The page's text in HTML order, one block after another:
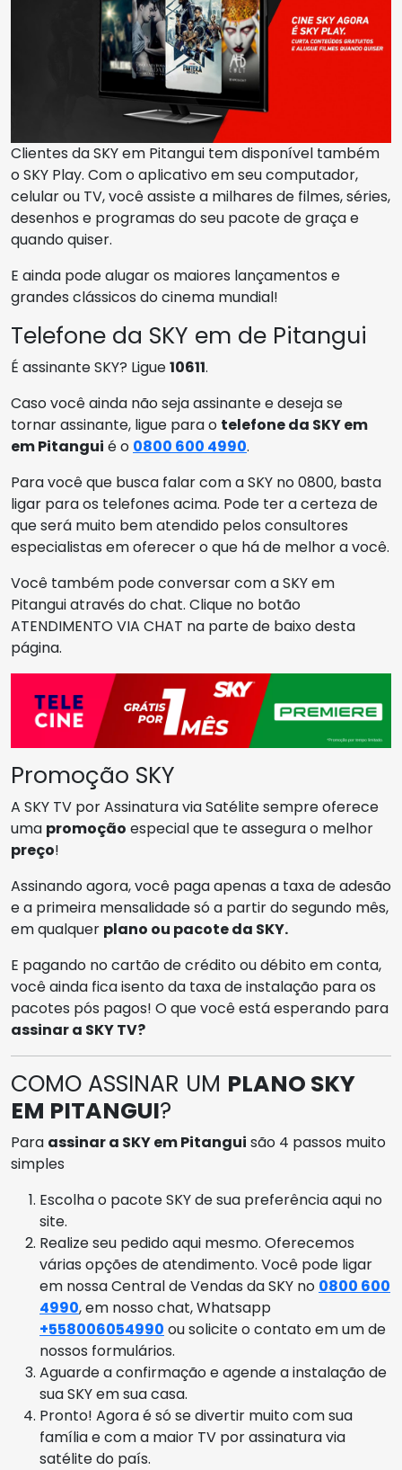
Clientes da SKY em Pitangui tem disponível também
o SKY Play. Com o aplicativo em seu computador,
celular ou TV, você assiste a milhares de filmes, séries,
desenhos e programas do seu pacote de graça e
quando quiser.
E ainda pode alugar os maiores lançamentos e
grandes clássicos do cinema mundial!
Telefone da SKY em de Pitangui
É assinante SKY? Ligue10611.
Caso você ainda não seja assinante e deseja se
tornar assinante, ligue para o telefone da SKY em
em Pitangui é o 0800 600 4990.
Para você que busca falar com a SKY no 0800, basta
ligar para os telefones acima. Pode ter a certeza de
que será muito bem atendido pelos consultores
especialistas em oferecer o que há de melhor a você.
Você também pode conversar com a SKY em
Pitangui através do chat. Clique no botão
ATENDIMENTO VIA CHAT na parte de baixo desta
página.
Promoção SKY
A SKY TV por Assinatura via Satélite sempre oferece
uma promoção especial que te assegura o melhor
preço!
Assinando agora, você paga apenas a taxa de adesão
e a primeira mensalidade só a partir do segundo mês,
em qualquer plano ou pacote da SKY.
E pagando no cartão de crédito ou débito em conta,
você ainda fica isento da taxa de instalação para os
pacotes pós pagos! O que você está esperando para
assinar a SKY TV?
COMO ASSINAR UM PLANO SKY
EM PITANGUI?
Para assinar a SKY em Pitangui são 4 passos muito
simples
Escolha o pacote SKY de sua preferência aqui no
site.
Realize seu pedido aqui mesmo. Oferecemos
várias opções de atendimento. Você pode ligar
em nossa Central de Vendas da SKY no 0800 600
4990, em nosso chat, Whatsapp
+558006054990 ou solicite o contato em um de
nossos formulários.
Aguarde a confirmação e agende a instalação de
sua SKY em sua casa.
Pronto! Agora é só se divertir muito com sua
família e com a maior TV por assinatura via
satélite do país.